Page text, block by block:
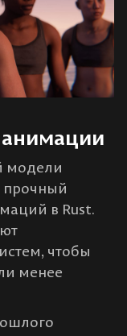
модели
прочный
в Rust.
чтобы
менее